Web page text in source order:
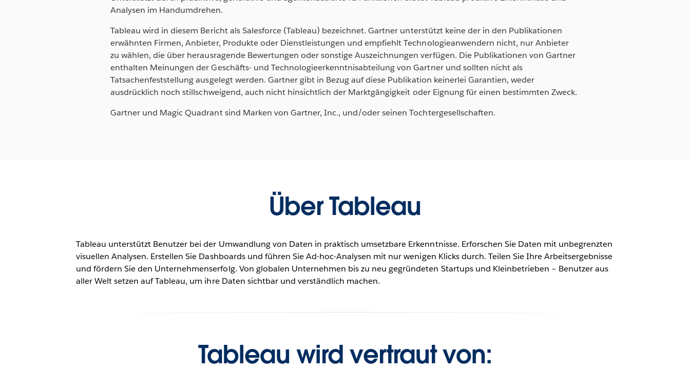
Analysen im Handumdrehen.
Tableau wird in diesem Bericht als Salesforce (Tableau) bezeichnet. Gartner unterstützt keine der in den Publikationen
erwähnten Firmen, Anbieter, Produkte oder Dienstleistungen und empfiehlt Technologieanwendern nicht, nur Anbieter
zu wählen, die über herausragende Bewertungen oder sonstige Auszeichnungen verfügen. Die Publikationen von Gartner
enthalten Meinungen der Geschäfts- und Technologieerkenntnisabteilung von Gartner und sollten nicht als
Tatsachenfeststellung ausgelegt werden. Gartner gibt in Bezug auf diese Publikation keinerlei Garantien, weder
ausdrücklich noch stillschweigend, auch nicht hinsichtlich der Marktgängigkeit oder Eignung für einen bestimmten Zweck.
Gartner und Magic Quadrant sind Marken von Gartner, Inc., und/oder seinen Tochtergesellschaften.
Über Tableau
Tableau unterstützt Benutzer bei der Umwandlung von Daten in praktisch umsetzbare Erkenntnisse. Erforschen Sie Daten mit unbegrenzten
visuellen Analysen. Erstellen Sie Dashboards und führen Sie Ad-hoc-Analysen mit nur wenigen Klicks durch. Teilen Sie Ihre Arbeitsergebnisse
und fördern Sie den Unternehmenserfolg. Von globalen Unternehmen bis zu neu gegründeten Startups und Kleinbetrieben – Benutzer aus
aller Welt setzen auf Tableau, um ihre Daten sichtbar und verständlich machen.
Tableau wird vertraut von: